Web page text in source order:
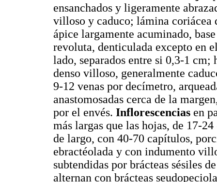
ensanchados y ligeramente
villoso y caduco; lámina coriácea
ápice largamente acuminado,
revoluta, denticulada excepto en
lado, separados entre si 0,3-1
denso villoso, generalmente
9-12 venas por decímetro,
anastomosadas cerca de la
por el envés. Inflorescencias en
más largas que las hojas, de 17-
de largo, con 40-70 capítulos,
ebractéolada y con indumento
subtendidas por brácteas sésiles
alternan con brácteas